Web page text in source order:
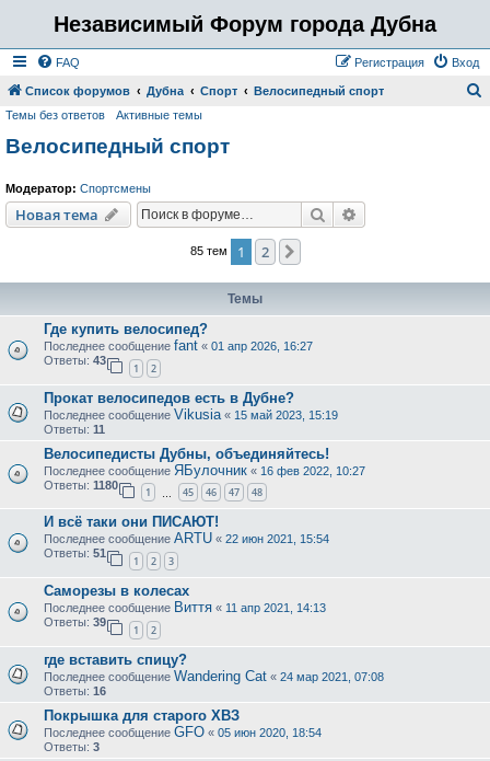
Независимый Форум города Дубна
FAQ Вход
Регистрация
Список форумов Дубна Спорт Велосипедный спорт
Темы без ответов Активные темы
Велосипедный спорт
Модератор: Спортсмены
Новая тема Поиск
85 тем 1 2
Темы
Где купить велосипед?
Последнее сообщение fant « 01 апр 2026, 16:27
Ответы: 43
1 2
Прокат велосипедов есть в Дубне?
Последнее сообщение Vikusia « 15 май 2023, 15:19
Ответы: 11
Велосипедисты Дубны, объединяйтесь!
Последнее сообщение ЯБулочник « 16 фев 2022, 10:27
Ответы: 1180
1 45 46 47 48
И всё таки они ПИСАЮТ!
Последнее сообщение ARTU « 22 июн 2021, 15:54
Ответы: 51
1 2 3
Саморезы в колесах
Последнее сообщение Виття « 11 апр 2021, 14:13
Ответы: 39
1 2
где вставить спицу?
Последнее сообщение Wandering Cat « 24 мар 2021, 07:08
Ответы: 16
Покрышка для старого ХВЗ
Последнее сообщение GFO « 05 июн 2020, 18:54
Ответы: 3